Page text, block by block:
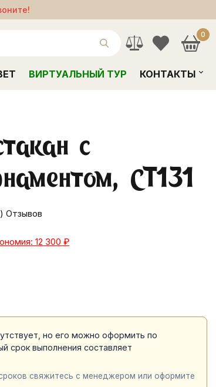
0
ВИРТУАЛЬНЫЙ ТУР КОНТАКТЫ
с
СТ131
Отзывов
12 300 ₽
но его можно оформить по
срок выполнения составляет
свяжитесь с менеджером или оформите